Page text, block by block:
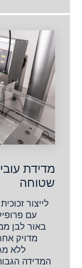
מדידת
שטוחה
לייצור
עם
באור לבן
מדויק
ללא
המדידה